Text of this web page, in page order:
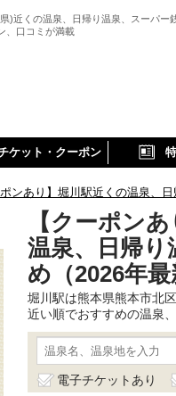
)近くの温泉、日帰り温泉、スーパー
、口コミが満載
ケット・クーポン
ポンあり】堀川駅近くの温泉、
【クーポン
温泉、日帰り
め（2026年最
堀川駅は熊本県熊本市北
近い順でおすすめの温泉
電子チケットあり